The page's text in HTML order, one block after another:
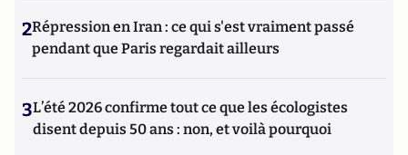
2Répression en Iran : ce qui s'est vraiment passé
pendant que Paris regardait ailleurs
3L’été 2026 confirme tout ce que les écologistes
disent depuis 50 ans : non, et voilà pourquoi